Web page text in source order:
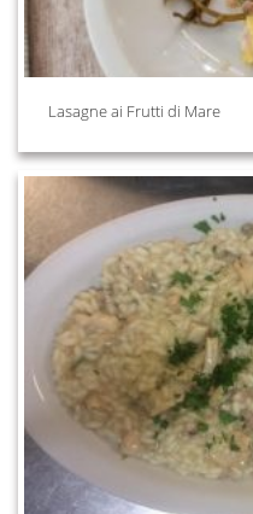
Lasagne ai Frutti di Mare